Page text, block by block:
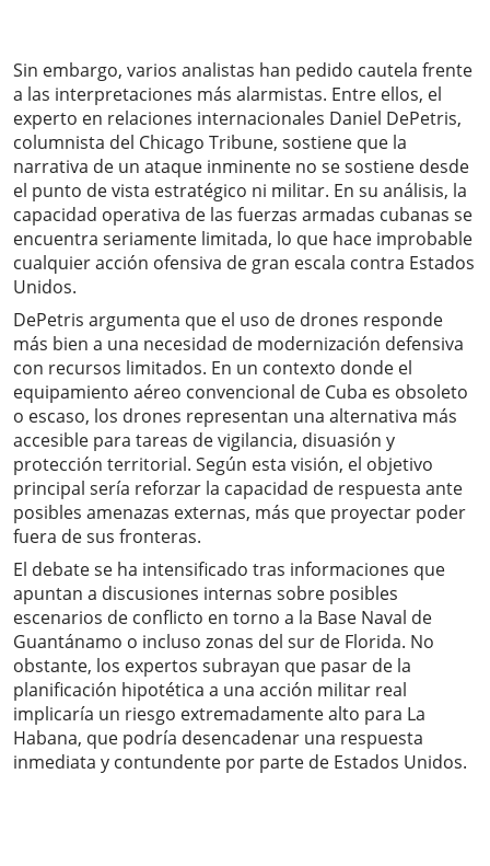
Sin embargo, varios analistas han pedido cautela frente
a las interpretaciones más alarmistas. Entre ellos, el
experto en relaciones internacionales Daniel DePetris,
columnista del Chicago Tribune, sostiene que la
narrativa de un ataque inminente no se sostiene desde
el punto de vista estratégico ni militar. En su análisis, la
capacidad operativa de las fuerzas armadas cubanas se
encuentra seriamente limitada, lo que hace improbable
cualquier acción ofensiva de gran escala contra Estados
Unidos.
DePetris argumenta que el uso de drones responde
más bien a una necesidad de modernización defensiva
con recursos limitados. En un contexto donde el
equipamiento aéreo convencional de Cuba es obsoleto
o escaso, los drones representan una alternativa más
accesible para tareas de vigilancia, disuasión y
protección territorial. Según esta visión, el objetivo
principal sería reforzar la capacidad de respuesta ante
posibles amenazas externas, más que proyectar poder
fuera de sus fronteras.
El debate se ha intensificado tras informaciones que
apuntan a discusiones internas sobre posibles
escenarios de conflicto en torno a la Base Naval de
Guantánamo o incluso zonas del sur de Florida. No
obstante, los expertos subrayan que pasar de la
planificación hipotética a una acción militar real
implicaría un riesgo extremadamente alto para La
Habana, que podría desencadenar una respuesta
inmediata y contundente por parte de Estados Unidos.